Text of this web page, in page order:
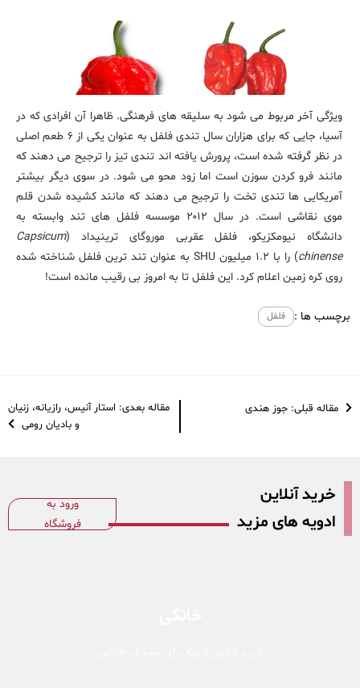
ویژگی آخر مربوط می شود به سلیقه های فرهنگی. ظاهرا آن افرادی که در
آسیا، جایی که برای هزاران سال تندی فلفل به عنوان یکی از ۶ طعم اصلی
در نظر گرفته شده است، پرورش یافته اند تندی تیز را ترجیح می دهند که
مانند فرو کردن سوزن است اما زود محو می شود. در سوی دیگر بیشتر
آمریکایی ها تندی تخت را ترجیح می دهند که مانند کشیده شدن قلم
موی نقاشی است. در سال ۲۰۱۲ موسسه فلفل های تند وابسته به
دانشگاه نیومکزیکو، فلفل عقربی موروگای ترینیداد (Capsicum
chinense
) را با ۱.۲ میلیون SHU به عنوان تند ترین فلفل شناخته شده
روی کره زمین اعلام کرد. این فلفل تا به امروز بی رقیب مانده است!
برچسب ها : فلفل
مقاله قبلی: جوز هندی
مقاله بعدی: استار آنیس، رازیانه، زنیان
و بادیان رومی
خرید آنلاین
ادویه های مزید
ورود به
فروشگاه